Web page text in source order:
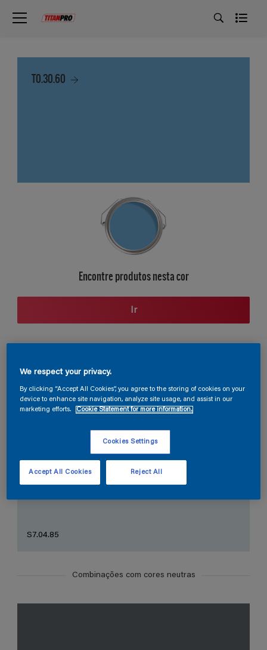
T0.30.60
Encontre produtos nesta cor
Ir
Seção de cores
S7.04.85
Combinações com cores neutras
We respect your privacy.
By clicking “Accept All Cookies”, you agree to the storing of cookies on your
device to enhance site navigation, analyze site usage, and assist in our
marketing efforts.
Cookie Statement for more information.
Cookies Settings
Reject All
Accept All Cookies